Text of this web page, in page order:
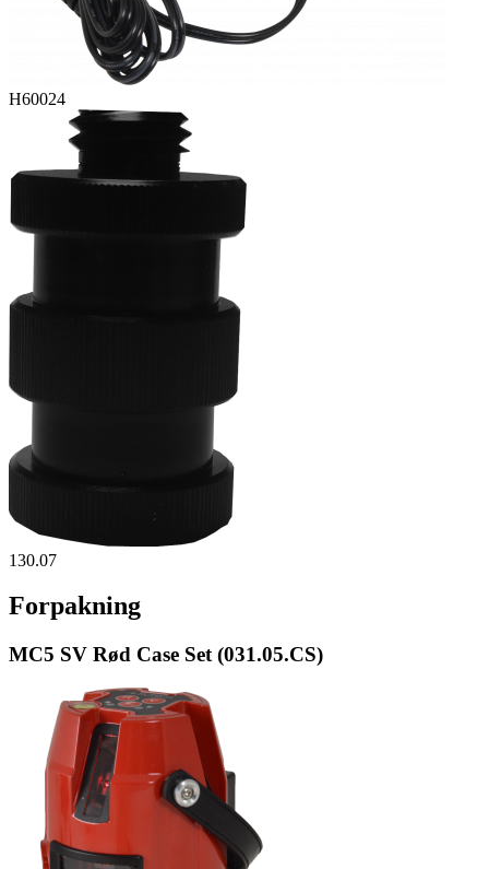
H60024
130.07
Forpakning
MC5 SV Rød Case Set (031.05.CS)